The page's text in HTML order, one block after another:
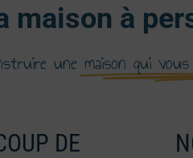
maison à
une maison qui vous
DE